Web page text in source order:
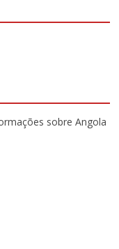
sobre Angola